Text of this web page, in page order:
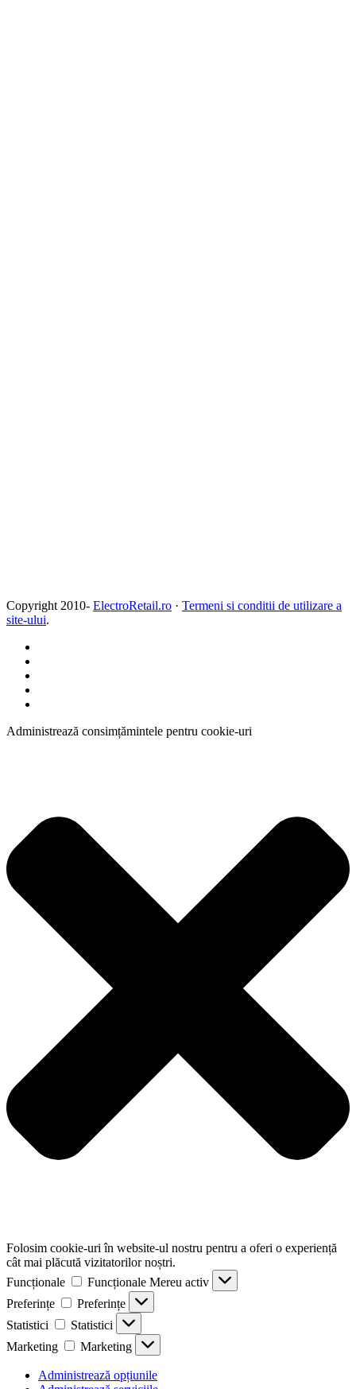
Copyright 2010- ElectroRetail.ro · Termeni si conditii de utilizare a
site-ului.
Administrează consimțămintele pentru cookie-uri
Folosim cookie-uri în website-ul nostru pentru a oferi o experiență
cât mai plăcută vizitatorilor noștri.
Funcționale
Funcționale Mereu activ
Preferințe
Preferințe
Statistici
Statistici
Marketing
Marketing
Administrează opțiunile